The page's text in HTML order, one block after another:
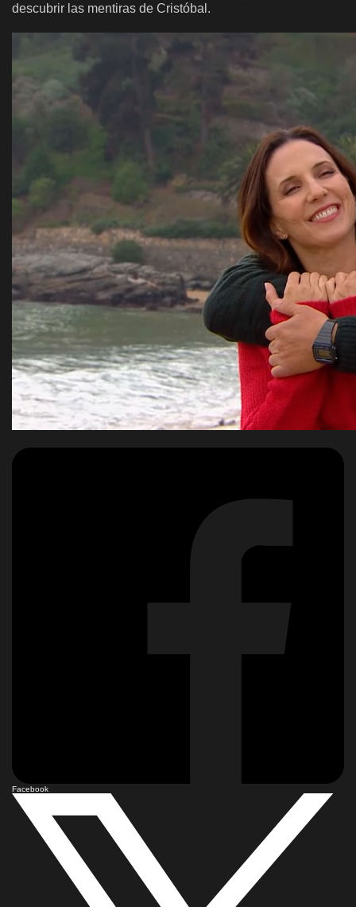
descubrir las mentiras de Cristóbal.
Facebook